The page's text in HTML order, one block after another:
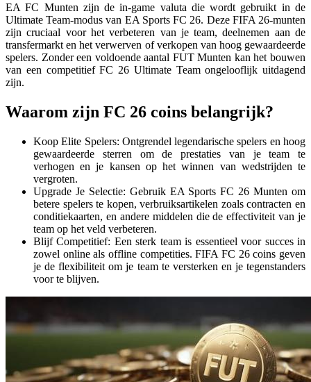
EA FC Munten zijn de in-game valuta die wordt gebruikt in de
Ultimate Team-modus van EA Sports FC 26. Deze FIFA 26-munten
zijn cruciaal voor het verbeteren van je team, deelnemen aan de
transfermarkt en het verwerven of verkopen van hoog gewaardeerde
spelers. Zonder een voldoende aantal FUT Munten kan het bouwen
van een competitief FC 26 Ultimate Team ongelooflijk uitdagend
zijn.
Waarom zijn FC 26 coins belangrijk?
Koop Elite Spelers: Ontgrendel legendarische spelers en hoog
gewaardeerde sterren om de prestaties van je team te
verhogen en je kansen op het winnen van wedstrijden te
vergroten.
Upgrade Je Selectie: Gebruik EA Sports FC 26 Munten om
betere spelers te kopen, verbruiksartikelen zoals contracten en
conditiekaarten, en andere middelen die de effectiviteit van je
team op het veld verbeteren.
Blijf Competitief: Een sterk team is essentieel voor succes in
zowel online als offline competities. FIFA FC 26 coins geven
je de flexibiliteit om je team te versterken en je tegenstanders
voor te blijven.